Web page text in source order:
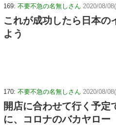
169: 不要不急の名無しさん 2020/08/
これが成功したら日本の
よう
170: 不要不急の名無しさん 2020/08/
開店に合わせて行く予定
に、コロナのバカヤロー